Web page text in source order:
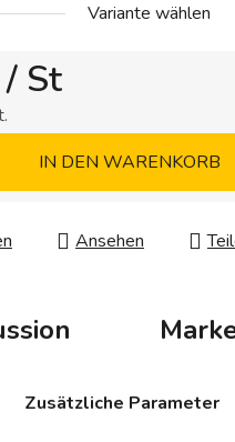
Variante wählen
/ St
IN DEN WARENKORB
Ansehen
Zusätzliche Parameter